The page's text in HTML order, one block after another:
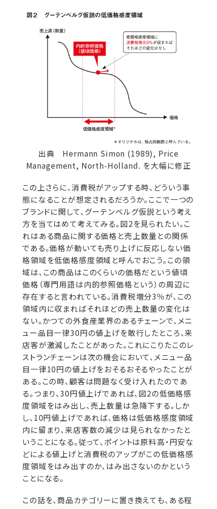
出典 Hermann Simon (1989), Price
Management, North-Holland. を大幅に修正
この上さらに、消費税がアップする時、どういう事
態になることが想定されるだろうか。ここで一つの
ブランドに関して、グーテンベルグ仮説という考え
方を当てはめて考えてみる。図2を見られたい。こ
れはある商品に関する価格と売上数量との関係
である。価格が動いても売り上げに反応しない価
格領域を低価格感度領域と呼んでおこう。この領
域は、この商品はこのくらいの価格だという値頃
価格（専門用語は内的参照価格という）の周辺に
存在すると言われている。消費税増分3％が、この
領域内に収まればそれほどの売上数量の変化は
ない。かつての外食産業界のあるチェーンで、メニ
ュー品目一律30円の値上げを敢行したところ、来
店客が激減したことがあった。これにこりたこのレ
ストランチェーンは次の機会において、メニュー品
目一律10円の値上げをおそるおそるやったことが
ある。この時、顧客は問題なく受け入れたのであ
る。つまり、30円値上げであれば、図2の低価格感
度領域をはみ出し、売上数量は急降下する。しか
し、10円値上げであれば、価格は低価格感度領域
内に留まり、来店客数の減少は見られなかったと
いうことになる。従って、ポイントは原料高・円安な
どによる値上げと消費税のアップがこの低価格感
度領域をはみ出すのか、はみ出さないのかという
ことになる。
この話を、商品カテゴリーに置き換えても、ある程